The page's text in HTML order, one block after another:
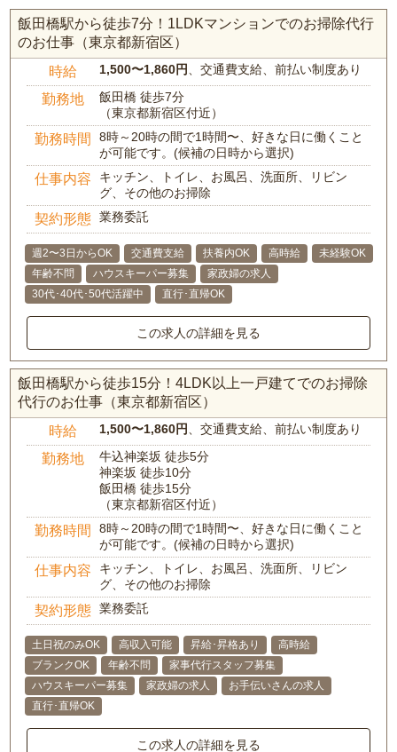
飯田橋駅から徒歩7分！1LDKマンションでのお掃除代行
のお仕事（東京都新宿区）
時給 1,500〜1,860円、交通費支給、前払い制度あり
勤務地
飯田橋 徒歩7分
（東京都新宿区付近）
勤務時間
8時～20時の間で1時間〜、好きな日に働くこと
が可能です。(候補の日時から選択)
仕事内容
キッチン、トイレ、お風呂、洗面所、リビン
グ、その他のお掃除
契約形態 業務委託
週2〜3日からOK 交通費支給 扶養内OK 高時給
未経験OK
年齢不問
ハウスキーパー募集
家政婦の求人
30代･40代･50代活躍中
直行･直帰OK
この求人の詳細を見る
飯田橋駅から徒歩15分！4LDK以上一戸建てでのお掃除
代行のお仕事（東京都新宿区）
時給 1,500〜1,860円、交通費支給、前払い制度あり
勤務地
牛込神楽坂 徒歩5分
神楽坂 徒歩10分
飯田橋 徒歩15分
（東京都新宿区付近）
勤務時間
8時～20時の間で1時間〜、好きな日に働くこと
が可能です。(候補の日時から選択)
仕事内容
キッチン、トイレ、お風呂、洗面所、リビン
グ、その他のお掃除
契約形態 業務委託
土日祝のみOK 高収入可能 昇給･昇格あり
高時給
ブランクOK
年齢不問
家事代行スタッフ募集
ハウスキーパー募集
家政婦の求人
お手伝いさんの求人
直行･直帰OK
この求人の詳細を見る